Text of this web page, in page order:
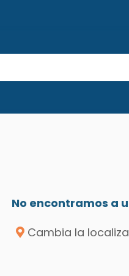
No encontramos a
Cambia la